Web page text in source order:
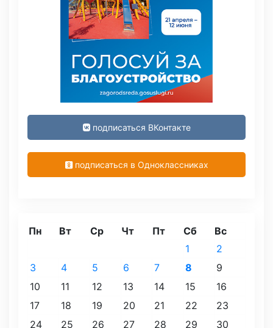
подписаться ВКонтакте
подписаться в Одноклассниках
Пн Вт Ср Чт Пт Сб
Вс
1
2
3
4 5 6 7 8
9
10
11 12 13 14 15
16
17
18 19 20 21 22
23
24
25 26 27 28 29 30